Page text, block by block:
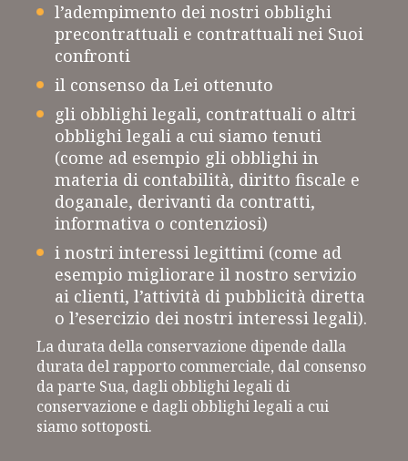
l’adempimento dei nostri obblighi
precontrattuali e contrattuali nei Suoi
confronti
il consenso da Lei ottenuto
gli obblighi legali, contrattuali o altri
obblighi legali a cui siamo tenuti
(come ad esempio gli obblighi in
materia di contabilità, diritto fiscale e
doganale, derivanti da contratti,
informativa o contenziosi)
i nostri interessi legittimi (come ad
esempio migliorare il nostro servizio
ai clienti, l’attività di pubblicità diretta
o l’esercizio dei nostri interessi legali).
La durata della conservazione dipende dalla
durata del rapporto commerciale, dal consenso
da parte Sua, dagli obblighi legali di
conservazione e dagli obblighi legali a cui
siamo sottoposti.